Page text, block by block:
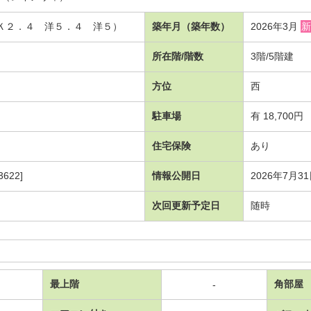
２．４ 洋５．４ 洋５） 築年月（築年数） 2026年3月
所在階/階数 3階/5階建
方位 西
駐車場 有 18,700円
住宅保険 あり
情報公開日 2026年7月31
次回更新予定日 随時
最上階 - 角部屋